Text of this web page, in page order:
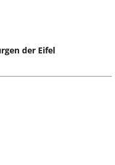
der Eifel